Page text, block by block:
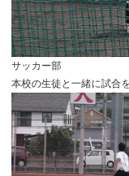
サッカー部
本校の生徒と一緒に試合